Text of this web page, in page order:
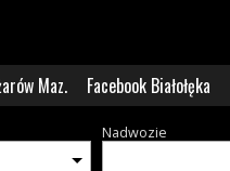
Maz. Facebook Białołęka
Nadwozie